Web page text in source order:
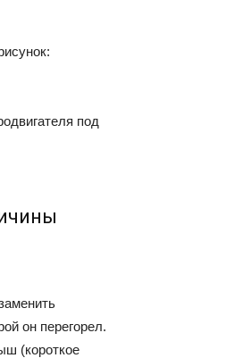
под
он перегорел.
(короткое